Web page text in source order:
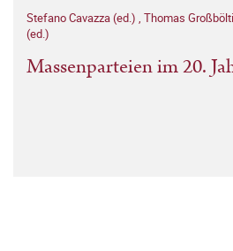
Stefano Cavazza (ed.) , Thomas
(ed.)
Massenparteien im 20.